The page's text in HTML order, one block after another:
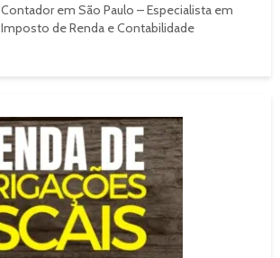
Contador em São Paulo – Especialista em
Imposto de Renda e Contabilidade